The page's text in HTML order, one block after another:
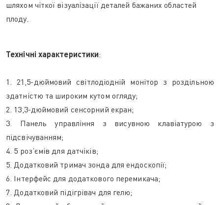
шляхом чіткої візуалізації деталей бажаних областей
плоду.
Технічні характеристики:
1. 21,5-дюймовий світлодіодній монітор з роздільною
здатністю та широким кутом огляду;
2. 13,3-дюймовий сенсорний екран;
3. Панель управління з висувною клавіатурою з
підсвічуванням;
4. 5 роз’ємів для датчіків;
5. Додатковий тримач зонда для ендоскопії;
6. Інтерфейс для додаткового перемикача;
7. Додатковий підігрівач для гелю;